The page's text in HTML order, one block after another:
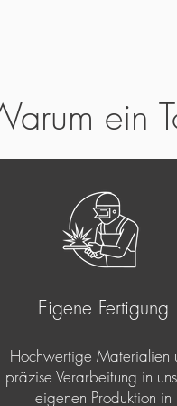
ein
Eigene Fertigung
Hochwertige Materialien
präzise Verarbeitung in
eigenen Produktion in